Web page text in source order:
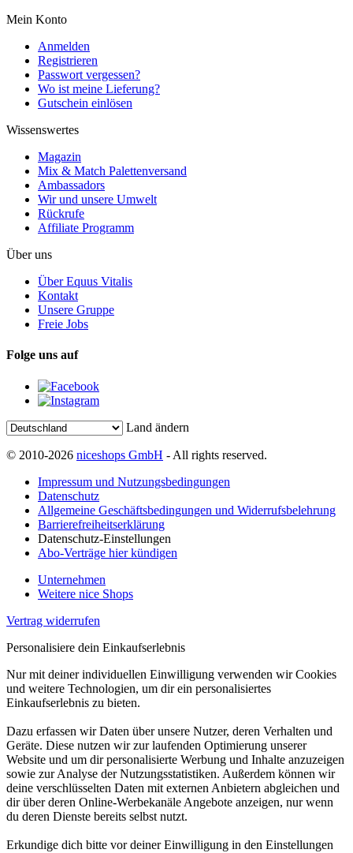
Mein Konto
Anmelden
Registrieren
Passwort vergessen?
Wo ist meine Lieferung?
Gutschein einlösen
Wissenswertes
Magazin
Mix & Match Palettenversand
Ambassadors
Wir und unsere Umwelt
Rückrufe
Affiliate Programm
Über uns
Über Equus Vitalis
Kontakt
Unsere Gruppe
Freie Jobs
Folge uns auf
Land ändern
© 2010-2026 niceshops GmbH - All rights reserved.
Impressum und Nutzungsbedingungen
Datenschutz
Allgemeine Geschäftsbedingungen und Widerrufsbelehrung
Barrierefreiheitserklärung
Datenschutz-Einstellungen
Abo-Verträge hier kündigen
Unternehmen
Weitere nice Shops
Vertrag widerrufen
Personalisiere dein Einkaufserlebnis
Nur mit deiner individuellen Einwilligung verwenden wir Cookies
und weitere Technologien, um dir ein personalisiertes
Einkaufserlebnis zu bieten.
Dazu erfassen wir Daten über unsere Nutzer, deren Verhalten und
Geräte. Diese nutzen wir zur laufenden Optimierung unserer
Website und um dir personalisierte Werbung und Inhalte anzuzeigen
sowie zur Analyse der Nutzungsstatistiken. Außerdem können wir
deine verschlüsselten Daten mit externen Anbietern abgleichen und
dir über deren Online-Werbekanäle Angebote anzeigen, nur wenn
du deren Dienste bereits selbst nutzt.
Erkundige dich bitte vor deiner Einwilligung in den Einstellungen